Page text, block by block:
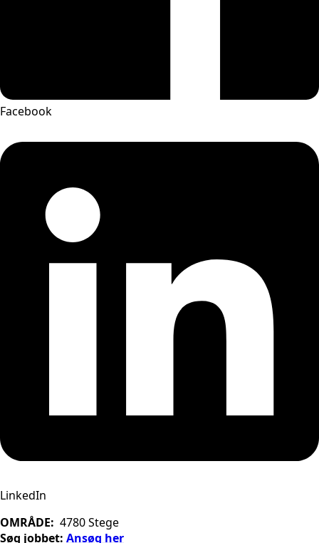
Facebook
LinkedIn
OMRÅDE: 4780 Stege
Søg jobbet: Ansøg her